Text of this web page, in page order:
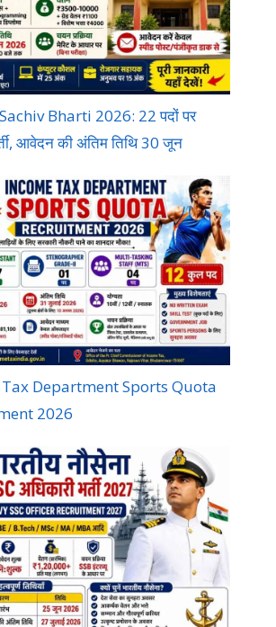
Bharti 2026: 22 पदों पर
आवेदन की अंतिम तिथि 30 जून
Department Sports Quota
2026